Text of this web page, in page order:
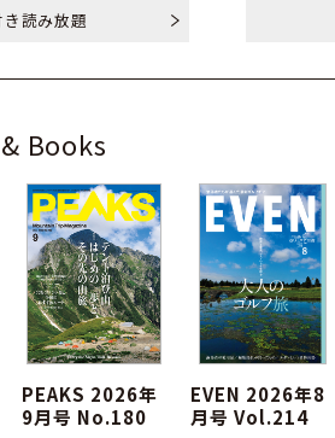
読み放題
Books
PEAKS 2026年
9月号 No.180
EVEN 2026年8
月号 Vol.214